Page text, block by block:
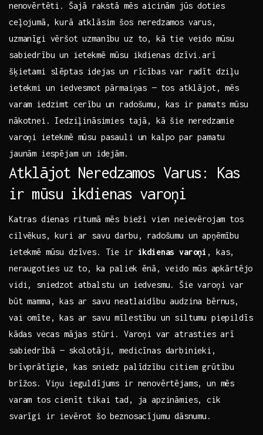
⁢nenovērtēti. Šajā rakstā mēs aicinām⁢ jūs doties
ceļojumā, kurā atklāsim šos neredzamos varus,
uzmanīgi vēršot ​uzmanību uz to, kā tie​ veido mūsu
sabiedrību un ietekmē mūsu ikdienas ⁣dzīvi.arī
šķietami slēptas idejas un rīcības var radīt dziļu
ietekmi un ⁤iedvesmot pārmaiņas — tos atklājot, mēs
varam​ iedzimt cerību un radošumu, kas ir pamats mūsu
nākotnei. ⁤Iedziļināsimies tajā, kā šie neredzamie
varoņi ietekmē mūsu pasauli un kalpo par ⁤pamatu
jaunām⁢ iespējam un ​idejām.
Atklājot Neredzamos Varus: Kas
ir mūsu ikdienas varoņi
Katras⁤ dienas ritumā mēs bieži vien neievērojam tos‌
cilvēkus, kuri ar savu darbu, radošumu un apņēmību
ietekmē mūsu dzīves.​ Tie ir ikdienas ‍varoņi , kas,
⁢neraugoties uz to,⁢ ka paliek ēnā, veido mūs ‌apkārtējo‌
vidi, sniedzot atbalstu un iedvesmu. Šie varoņi var
būt mamma, kas ar savu neatlaidību audzina bērnus,
vai‌ omīte, kas ar savu mīlestību un siltumu piepildīs
⁣kādas vecas mājas stūri. Varoņi ‌var atrasties arī ​
sabiedrībā — skolotāji, medicīnas darbinieki,​
brīvprātīgie, kas sniedz ‌palīdzību citiem grūtību
brīžos. Viņu ieguldījums ir nenovērtējams, un mēs
varam tos cienīt tikai tad, ‍ja apzināmies, cik
‍svarīgi ir ‍ievērot ‍šo beznosacījumu ⁢dāsnumu.